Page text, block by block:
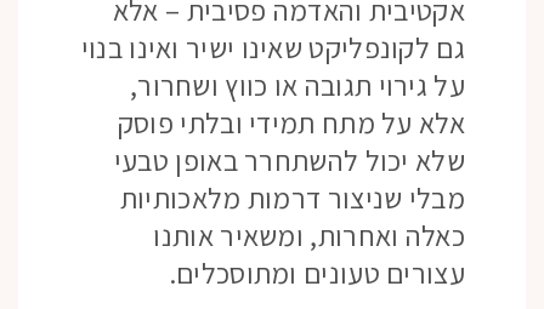
אקטיבית והאדמה פסיבית – אלא
גם לקונפליקט שאינו ישיר ואינו בנוי
על גירוי תגובה או כווץ ושחרור,
אלא על מתח תמידי ובלתי פוסק
שלא יכול להשתחרר באופן טבעי
מבלי שניצור דרמות מלאכותיות
כאלה ואחרות, ומשאיר אותנו
עצורים טעונים ומתוסכלים.